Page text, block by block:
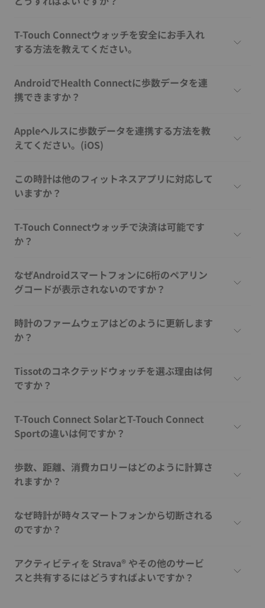
T-Touch Connectウォッチを安全にお手入れ
する方法を教えてください。
AndroidでHealth Connectに歩数データを連
携できますか？
Appleヘルスに歩数データを連携する方法を教
えてください。(iOS)
この時計は他のフィットネスアプリに対応して
いますか？
T-Touch Connectウォッチで決済は可能です
か？
なぜAndroidスマートフォンに6桁のペアリン
グコードが表示されないのですか？
時計のファームウェアはどのように更新します
か？
Tissotのコネクテッドウォッチを選ぶ理由は何
ですか？
T-Touch Connect SolarとT-Touch Connect
Sportの違いは何ですか？
歩数、距離、消費カロリーはどのように計算さ
れますか？
なぜ時計が時々スマートフォンから切断される
のですか？
アクティビティを Strava® やその他のサービ
スと共有するにはどうすればよいですか？